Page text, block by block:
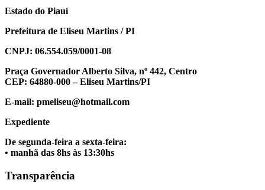
Estado do Piauí
Prefeitura de Eliseu Martins / PI
CNPJ: 06.554.059/0001-08
Praça Governador Alberto Silva, nº 442, Centro
CEP: 64880-000 – Eliseu Martins/PI
E-mail: pmeliseu@hotmail.com
Expediente
De segunda-feira a sexta-feira:
• manhã das 8hs às 13:30hs
Transparência